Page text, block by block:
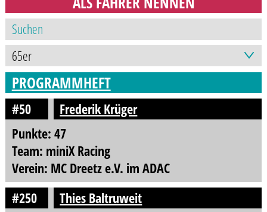
PROGRAMMHEFT
#50
Frederik Krüger
Punkte: 47
Team: miniX Racing
Verein: MC Dreetz e.V. im ADAC
#250
Thies Baltruweit